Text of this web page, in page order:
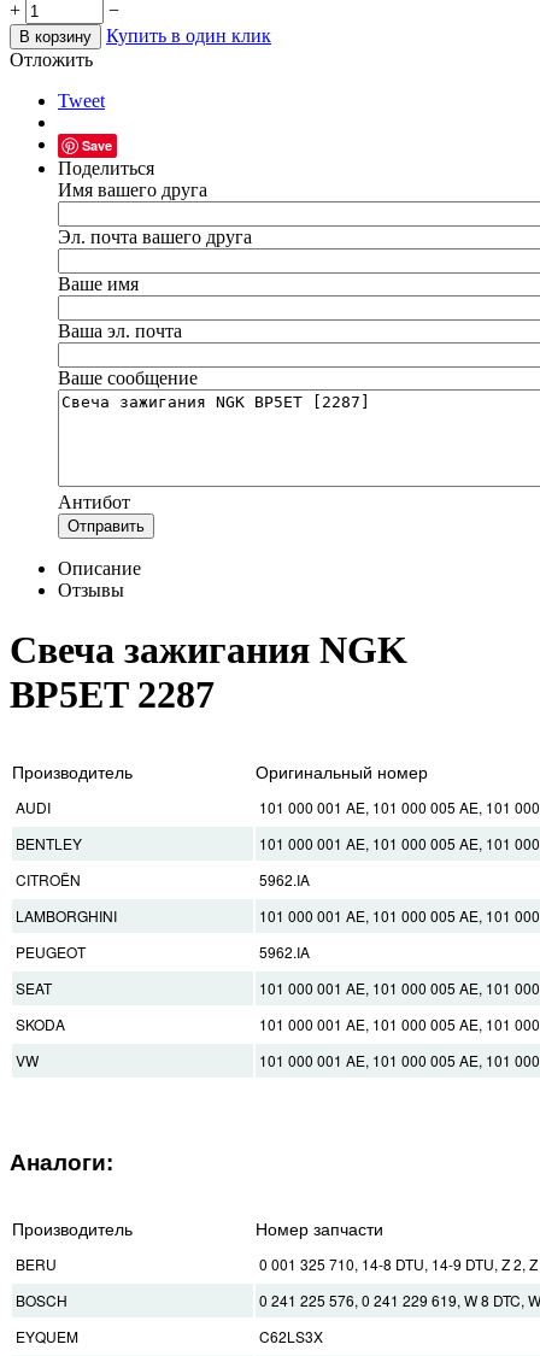
+ −
В корзину
Купить в один клик
Отложить
Tweet
Save
Поделиться
Имя вашего друга
Эл. почта вашего друга
Ваше имя
Ваша эл. почта
Ваше сообщение
Антибот
Отправить
Описание
Отзывы
Свеча зажигания NGK
BP5ET 2287
Производитель Оригинальный номер
AUDI
101 000 001 AE, 101 000 005 AE, 101
BENTLEY
101 000 001 AE, 101 000 005 AE, 101
CITROËN
5962.IA
LAMBORGHINI
101 000 001 AE, 101 000 005 AE, 101
PEUGEOT
5962.IA
SEAT
101 000 001 AE, 101 000 005 AE, 101
SKODA
101 000 001 AE, 101 000 005 AE, 101
VW
101 000 001 AE, 101 000 005 AE, 101
Аналоги:
Производитель Номер запчасти
BERU
0 001 325 710, 14-8 DTU, 14-9 DTU, Z 2,
BOSCH
0 241 225 576, 0 241 229 619, W 8 DTC,
EYQUEM
C62LS3X